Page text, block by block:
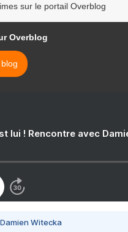
sur le portail Overblog
Overblog
lui ! Rencontre avec
Witecka